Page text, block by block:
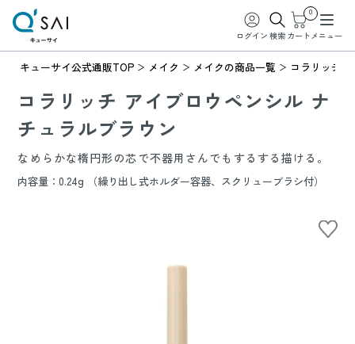
ログイン 検索
0
カート メニュー
キューサイ公式通販TOP メイク メイクの商品一覧 コラリッチ
コラリッチ アイブロウペンシル ナ
チュラルブラウン
なめらかな楕円形の芯で不器用さんでもするする描ける。
内容量：0.24g （繰り出し式ホルダー容器、スクリューブラシ付）